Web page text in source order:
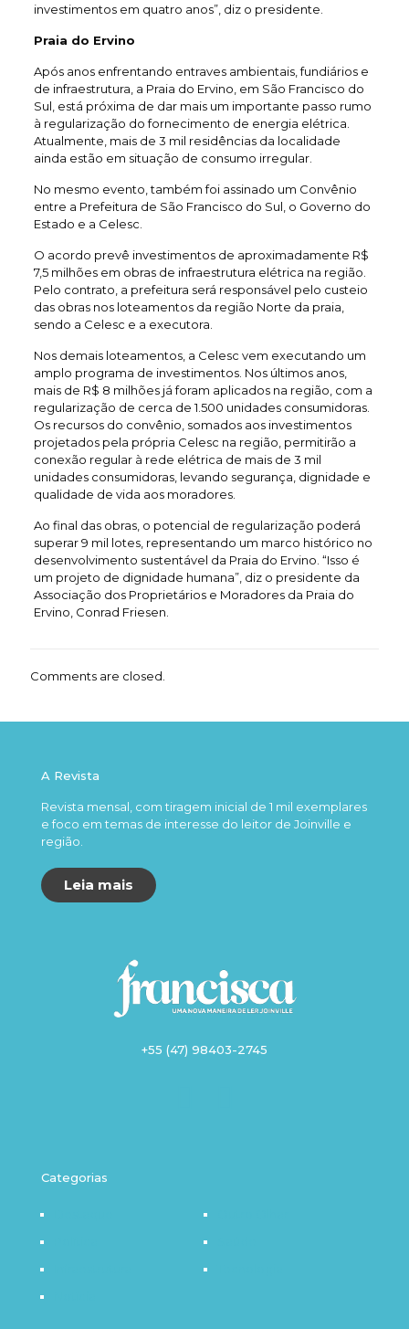
investimentos em quatro anos”, diz o presidente.
Praia do Ervino
Após anos enfrentando entraves ambientais, fundiários e
de infraestrutura, a Praia do Ervino, em São Francisco do
Sul, está próxima de dar mais um importante passo rumo
à regularização do fornecimento de energia elétrica.
Atualmente, mais de 3 mil residências da localidade
ainda estão em situação de consumo irregular.
No mesmo evento, também foi assinado um Convênio
entre a Prefeitura de São Francisco do Sul, o Governo do
Estado e a Celesc.
O acordo prevê investimentos de aproximadamente R$
7,5 milhões em obras de infraestrutura elétrica na região.
Pelo contrato, a prefeitura será responsável pelo custeio
das obras nos loteamentos da região Norte da praia,
sendo a Celesc e a executora.
Nos demais loteamentos, a Celesc vem executando um
amplo programa de investimentos. Nos últimos anos,
mais de R$ 8 milhões já foram aplicados na região, com a
regularização de cerca de 1.500 unidades consumidoras.
Os recursos do convênio, somados aos investimentos
projetados pela própria Celesc na região, permitirão a
conexão regular à rede elétrica de mais de 3 mil
unidades consumidoras, levando segurança, dignidade e
qualidade de vida aos moradores.
Ao final das obras, o potencial de regularização poderá
superar 9 mil lotes, representando um marco histórico no
desenvolvimento sustentável da Praia do Ervino. “Isso é
um projeto de dignidade humana”, diz o presidente da
Associação dos Proprietários e Moradores da Praia do
Ervino, Conrad Friesen.
Comments are closed.
A Revista
Revista mensal, com tiragem inicial de 1 mil exemplares
e foco em temas de interesse do leitor de Joinville e
região.
Leia mais
+55 (47) 98403-2745
Categorias